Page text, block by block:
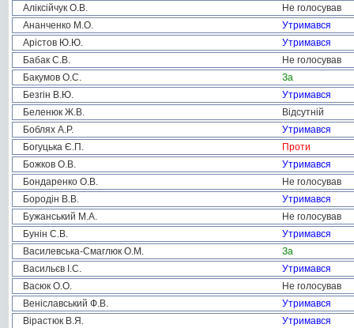
Аліксійчук О.В.
Не голосував
Ананченко М.О.
Утримався
Арістов Ю.Ю.
Утримався
Бабак С.В.
Не голосував
Бакумов О.С.
За
Безгін В.Ю.
Утримався
Беленюк Ж.В.
Відсутній
Боблях А.Р.
Утримався
Богуцька Є.П.
Проти
Божков О.В.
Утримався
Бондаренко О.В.
Не голосував
Бородін В.В.
Утримався
Бужанський М.А.
Не голосував
Бунін С.В.
Утримався
Василевська-Смаглюк О.М.
За
Васильєв І.С.
Утримався
Васюк О.О.
Не голосував
Веніславський Ф.В.
Утримався
Вірастюк В.Я.
Утримався